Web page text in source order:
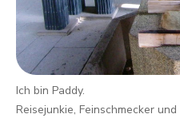
Ich bin Paddy.
Reisejunkie, Feinschmecker